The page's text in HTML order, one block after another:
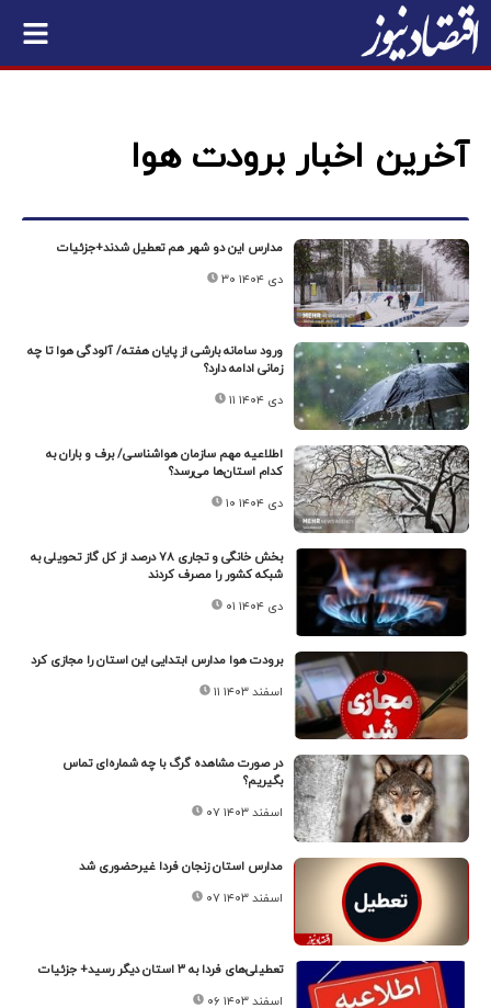
آخرین اخبار برودت هوا
مدارس این دو شهر هم تعطیل شدند+جزئیات
۳۰ دی ۱۴۰۴
ورود سامانه بارشی از پایان هفته/ آلودگی هوا تا چه
زمانی ادامه دارد؟
۱۱ دی ۱۴۰۴
اطلاعیه مهم سازمان هواشناسی/ برف و باران به
کدام استان‌ها می‌رسد؟
۱۰ دی ۱۴۰۴
بخش خانگی و تجاری ۷۸ درصد از کل گاز تحویلی به
شبکه کشور را مصرف کردند
۰۱ دی ۱۴۰۴
برودت هوا مدارس ابتدایی این استان را مجازی کرد
۱۱ اسفند ۱۴۰۳
در صورت مشاهده گرگ با چه شماره‌ای تماس
بگیریم؟
۰۷ اسفند ۱۴۰۳
مدارس استان زنجان فردا غیرحضوری شد
۰۷ اسفند ۱۴۰۳
تعطیلی‌های فردا به ۳ استان دیگر رسید+ جزئیات
۰۶ اسفند ۱۴۰۳